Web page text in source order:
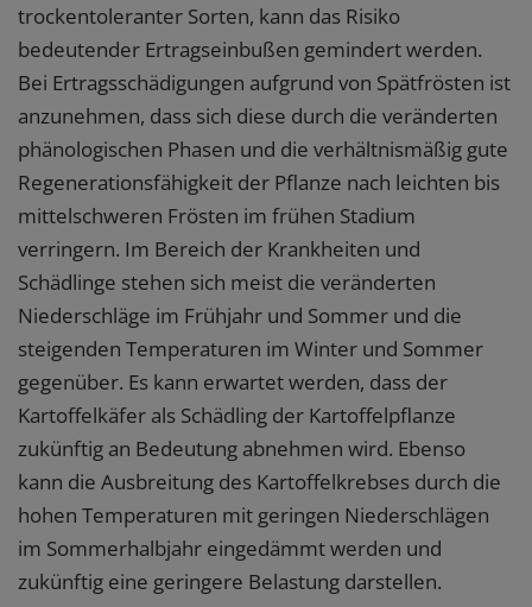
trockentoleranter Sorten, kann das Risiko
bedeutender Ertragseinbußen gemindert werden.
Bei Ertragsschädigungen aufgrund von Spätfrösten ist
anzunehmen, dass sich diese durch die veränderten
phänologischen Phasen und die verhältnismäßig gute
Regenerationsfähigkeit der Pflanze nach leichten bis
mittelschweren Frösten im frühen Stadium
verringern. Im Bereich der Krankheiten und
Schädlinge stehen sich meist die veränderten
Niederschläge im Frühjahr und Sommer und die
steigenden Temperaturen im Winter und Sommer
gegenüber. Es kann erwartet werden, dass der
Kartoffelkäfer als Schädling der Kartoffelpflanze
zukünftig an Bedeutung abnehmen wird. Ebenso
kann die Ausbreitung des Kartoffelkrebses durch die
hohen Temperaturen mit geringen Niederschlägen
im Sommerhalbjahr eingedämmt werden und
zukünftig eine geringere Belastung darstellen.